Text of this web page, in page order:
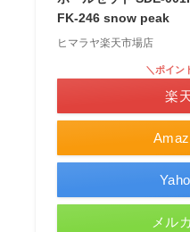
FK-246 snow peak
ヒマラヤ楽天市場店
＼ポイン
楽
メル